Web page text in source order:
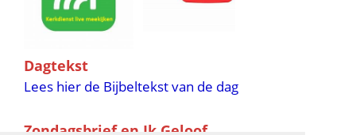
Dagtekst
Lees hier de Bijbeltekst van de dag
Zondagsbrief en Ik Geloof